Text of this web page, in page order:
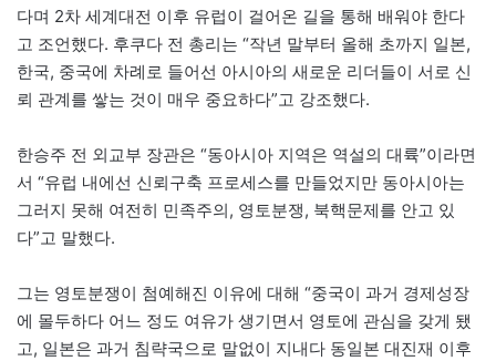
다며 2차 세계대전 이후 유럽이 걸어온 길을 통해 배워야 한다
고 조언했다. 후쿠다 전 총리는 “작년 말부터 올해 초까지 일본,
한국, 중국에 차례로 들어선 아시아의 새로운 리더들이 서로 신
뢰 관계를 쌓는 것이 매우 중요하다”고 강조했다.
한승주 전 외교부 장관은 “동아시아 지역은 역설의 대륙”이라면
서 “유럽 내에선 신뢰구축 프로세스를 만들었지만 동아시아는
그러지 못해 여전히 민족주의, 영토분쟁, 북핵문제를 안고 있
다”고 말했다.
그는 영토분쟁이 첨예해진 이유에 대해 “중국이 과거 경제성장
에 몰두하다 어느 정도 여유가 생기면서 영토에 관심을 갖게 됐
고, 일본은 과거 침략국으로 말없이 지내다 동일본 대진재 이후